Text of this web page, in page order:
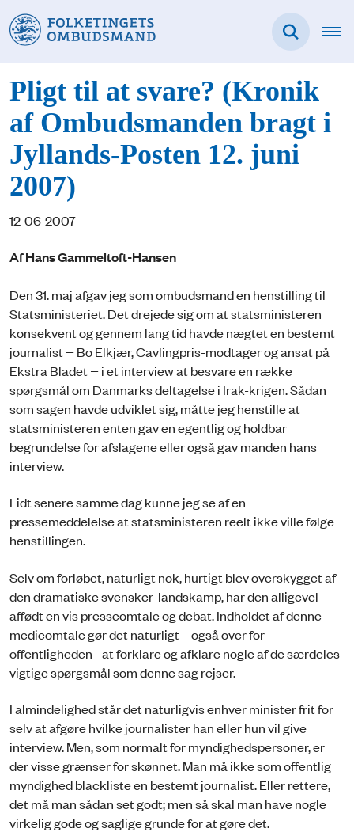
Pligt til at svare? (Kronik
af Ombudsmanden bragt i
Jyllands-Posten 12. juni
2007)
12-06-2007
Af Hans Gammeltoft-Hansen
Den 31. maj afgav jeg som ombudsmand en henstilling til
Statsministeriet. Det drejede sig om at statsministeren
konsekvent og gennem lang tid havde nægtet en bestemt
journalist − Bo El­kjær, Cavlingpris-modtager og ansat på
Ekstra Bladet − i et interview at besvare en række
spørgsmål om Danmarks deltagelse i Irak-krigen. Sådan
som sagen havde udviklet sig, måtte jeg henstille at
statsministeren enten gav en egentlig og holdbar
begrundelse for afslagene eller også gav manden hans
interview.
Lidt senere samme dag kunne jeg se af en
pressemeddelelse at statsministeren reelt ikke ville følge
henstillingen.
Selv om forløbet, naturligt nok, hurtigt blev overskygget af
den dramatiske svensker-landskamp, har den alligevel
affødt en vis presseomtale og debat. Indholdet af denne
medieomtale gør det naturligt – også over for
offentligheden - at forklare og afklare nogle af de særdeles
vigtige spørgsmål som denne sag rejser.
I almindelighed står det naturligvis enhver minister frit for
selv at afgøre hvilke journalister han eller hun vil give
interview. Men, som normalt for myndighedspersoner, er
der visse grænser for skønnet. Man må ikke som offentlig
myndighed blackliste en bestemt journalist. Eller rettere,
det må man sådan set godt; men så skal man have nogle
virkelig gode og saglige grunde for at gøre det.